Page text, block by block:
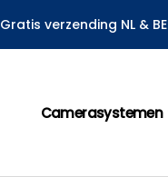
Gratis verzending NL & BE
Camerasystemen